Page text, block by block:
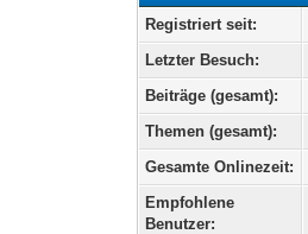
Registriert seit:
Letzter Besuch:
Beiträge (gesamt):
Themen (gesamt):
Gesamte Onlinezeit:
Empfohlene
Benutzer: